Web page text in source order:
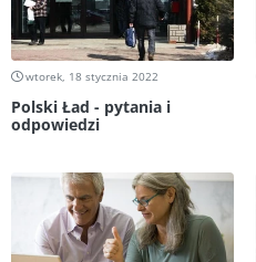
wtorek, 18 stycznia 2022
Polski Ład - pytania i
odpowiedzi